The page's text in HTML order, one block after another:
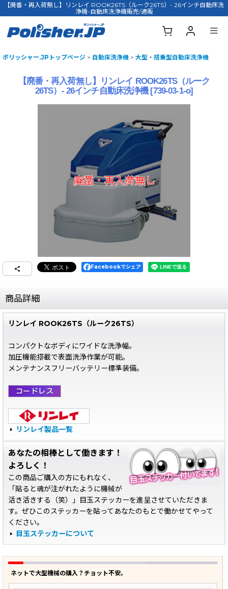
【廃番・再入荷無し】リンレイ ROOK26TS（ルーク26TS）- 26インチ自動床洗
浄機-自動床洗浄機販売/通販
ポリッシャー.JPトップページ > 自動床洗浄機 > 大型・搭乗型自動床洗浄機
【廃番・再入荷無し】リンレイ ROOK26TS（ルーク
26TS）- 26インチ自動床洗浄機 [739-03-1-o]
Facebookでシェア
商品詳細
リンレイ ROOK26TS（ルーク26TS）
コンパクトなボディにワイドな洗浄幅。
加圧機能搭載で表面洗浄作業が可能。
メンテナンスフリーバッテリー標準装備。
リンレイ製品一覧
あなたの相棒として働きます！
よろしく！
この商品ご購入の方にもれなく、
「貼ると魂が注がれたように機械が
活き活きする（笑）」目玉ステッカーを進呈させていただきま
す。ぜひこのステッカーを貼ってあなたのもとで働かせてやって
ください。
目玉ステッカーについて
ネットで大型機械の購入？チョット不安。